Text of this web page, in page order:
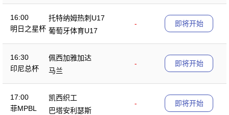
16:00
明日之星杯
托特纳姆热刺U17
-
葡萄牙体育U17
即将开始
16:30
印尼总杯
佩西加雅加达
-
马兰
即将开始
17:00
菲MPBL
凯西织工
-
巴塔安利瑟斯
即将开始